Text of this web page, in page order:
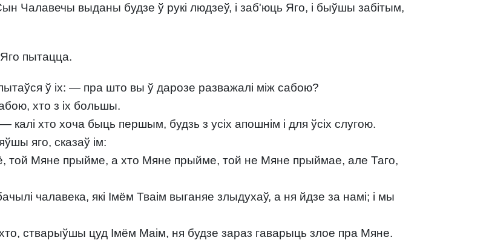
Чалавечы выданы будзе ў рукі людзеў, і заб'юць Яго, і быўшы забітым,
пытацца.
ў іх: — пра што вы ў дарозе разважалі між сабою?
хто з іх большы.
калі хто хоча быць першым, будзь з усіх апошнім і для ўсіх слугою.
яго, сказаў ім:
той Мяне прыйме, а хто Мяне прыйме, той не Мяне прыймае, але Таго,
чалавека, які Імём Тваім выганяе злыдухаў, а ня йдзе за намі; і мы
стварыўшы цуд Імём Маім, ня будзе зараз гаварыць злое пра Мяне.